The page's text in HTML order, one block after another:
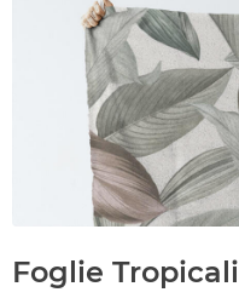
Foglie Tropicali